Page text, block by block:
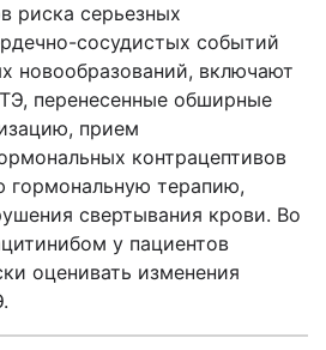
риска серьезных
сосудистых событий
новообразований, включают
перенесенные обширные
прием
контрацептивов
гормональную терапию,
свертывания крови. Во
у пациентов
оценивать изменения